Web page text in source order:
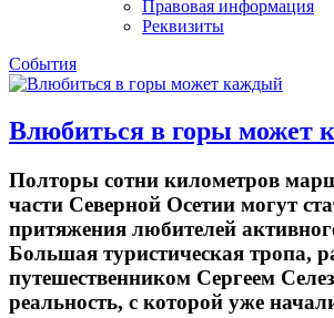
Правовая информация
Реквизиты
События
Влюбиться в горы может
Полторы сотни километров
части Северной Осетии могут
притяжения любителей
Большая туристическая тропа,
путешественником Сергеем
реальность, с которой уже